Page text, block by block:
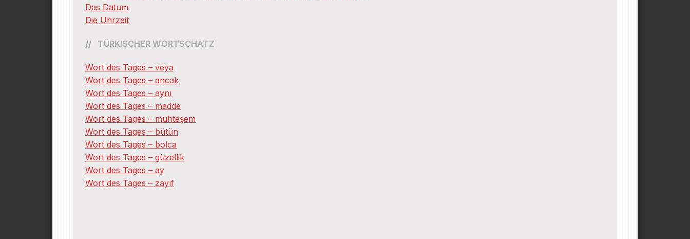
Das Datum
Die Uhrzeit
TÜRKISCHER WORTSCHATZ
Wort des Tages – veya
Wort des Tages – ancak
Wort des Tages – aynı
Wort des Tages – madde
Wort des Tages – muhteşem
Wort des Tages – bütün
Wort des Tages – bolca
Wort des Tages – güzellik
Wort des Tages – ay
Wort des Tages – zayıf